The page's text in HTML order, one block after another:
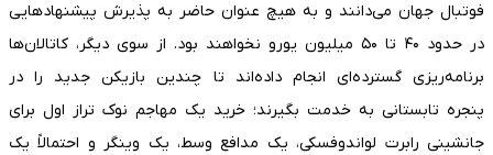
فوتبال جهان می‌دانند و به هیچ عنوان حاضر به پذیرش پیشنهادهایی
در حدود ۴۰ تا ۵۰ میلیون یورو نخواهند بود. از سوی دیگر، کاتالان‌ها
برنامه‌ریزی گسترده‌ای انجام داده‌اند تا چندین بازیکن جدید را در
پنجره تابستانی به خدمت بگیرند؛ خرید یک مهاجم نوک تراز اول برای
جانشینی رابرت لواندوفسکی، یک مدافع وسط، یک وینگر و احتمالاً یک